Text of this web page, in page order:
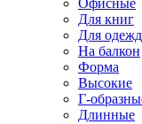
Офисные
Для книг
Для
На балкон
Форма
Высокие
Г-
Длинные